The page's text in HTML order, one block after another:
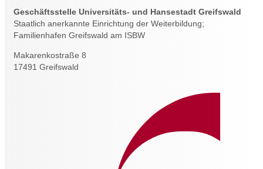
Geschäftsstelle Universitäts- und Hansestadt Greifswald
Staatlich anerkannte Einrichtung der Weiterbildung;
Familienhafen Greifswald am ISBW
Makarenkostraße 8
17491 Greifswald